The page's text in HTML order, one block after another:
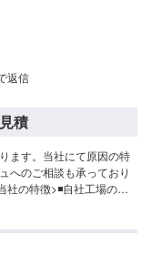
返信
積
ます。当社にて原因の特
へのご相談も承っており
の特徴>◾自社工場の充
代車について---------